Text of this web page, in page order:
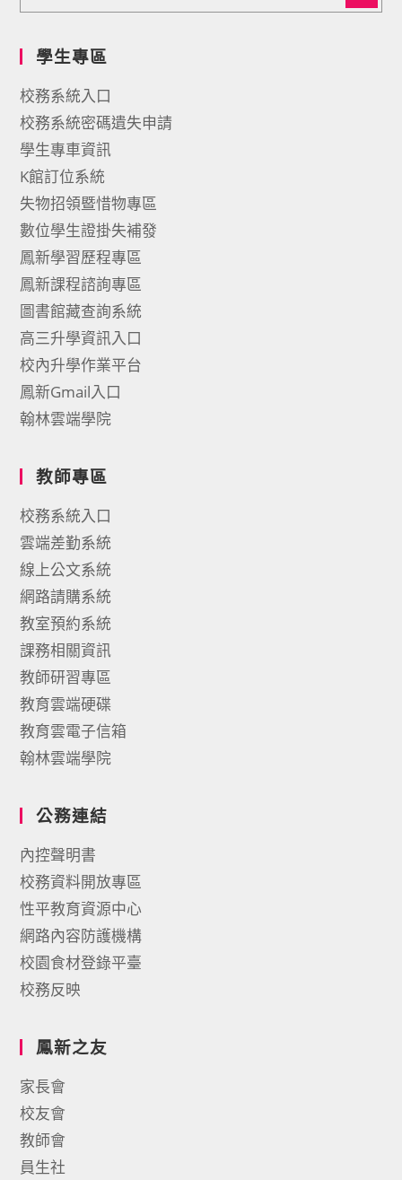
學生專區
校務系統入口
校務系統密碼遺失申請
學生專車資訊
K館訂位系統
失物招領暨惜物專區
數位學生證掛失補發
鳳新學習歷程專區
鳳新課程諮詢專區
圖書館藏查詢系統
高三升學資訊入口
校內升學作業平台
鳳新Gmail入口
翰林雲端學院
教師專區
校務系統入口
雲端差勤系統
線上公文系統
網路請購系統
教室預約系統
課務相關資訊
教師研習專區
教育雲端硬碟
教育雲電子信箱
翰林雲端學院
公務連結
內控聲明書
校務資料開放專區
性平教育資源中心
網路內容防護機構
校園食材登錄平臺
校務反映
鳳新之友
家長會
校友會
教師會
員生社